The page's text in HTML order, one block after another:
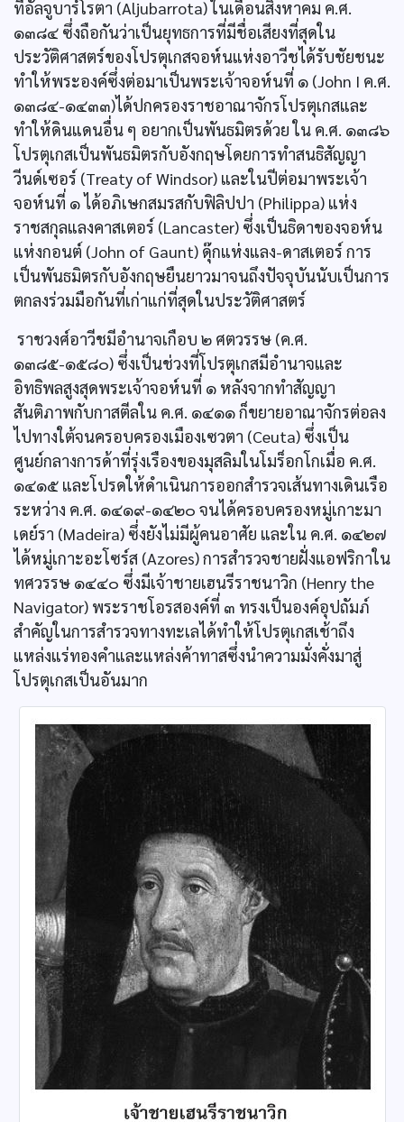
ที่อัลจูบาร์โรตา (Aljubarrota) ในเดือนสิงหาคม ค.ศ.
๑๓๘๔ ซึ่งถือกันว่าเป็นยุทธการที่มีชื่อเสียงที่สุดใน
ประวัติศาสตร์ของโปรตุเกสจอห์นแห่งอาวีชได้รับชัยชนะ
ทำให้พระองค์ซึ่งต่อมาเป็นพระเจ้าจอห์นที่ ๑ (John I ค.ศ.
๑๓๘๔-๑๔๓๓)ได้ปกครองราชอาณาจักรโปรตุเกสและ
ทำให้ดินแดนอื่น ๆ อยากเป็นพันธมิตรด้วย ใน ค.ศ. ๑๓๘๖
โปรตุเกสเป็นพันธมิตรกับอังกฤษโดยการทำสนธิสัญญา
วีนด์เซอร์ (Treaty of Windsor) และในปีต่อมาพระเจ้า
จอห์นที่ ๑ ได้อภิเษกสมรสกับฟิลิปปา (Philippa) แห่ง
ราชสกุลแลงคาสเตอร์ (Lancaster) ซึ่งเป็นธิดาของจอห์น
แห่งกอนต์ (John of Gaunt) ดุ๊กแห่งแลง-ดาสเตอร์ การ
เป็นพันธมิตรกับอังกฤษยืนยาวมาจนถึงปัจจุบันนับเป็นการ
ตกลงร่วมมือกันที่เก่าแก่ที่สุดในประวัติศาสตร์
ราชวงศ์อาวีชมีอำนาจเกือบ ๒ ศตวรรษ (ค.ศ.
๑๓๘๕-๑๕๘๐) ซึ่งเป็นช่วงที่โปรตุเกสมีอำนาจและ
อิทธิพลสูงสุดพระเจ้าจอห์นที่ ๑ หลังจากทำสัญญา
สันติภาพกับกาสตีลใน ค.ศ. ๑๔๑๑ ก็ขยายอาณาจักรต่อลง
ไปทางใต้จนครอบครองเมืองเซวตา (Ceuta) ซึ่งเป็น
ศูนย์กลางการด้าที่รุ่งเรืองของมุสลิมในโมร็อกโกเมื่อ ค.ศ.
๑๔๑๕ และโปรดให้ดำเนินการออกสำรวจเส้นทางเดินเรือ
ระหว่าง ค.ศ. ๑๔๑๙-๑๔๒๐ จนได้ครอบครองหมู่เกาะมา
เดย์รา (Madeira) ซึ่งยังไม่มีผู้คนอาศัย และใน ค.ศ. ๑๔๒๗
ได้หมู่เกาะอะโซร์ส (Azores) การสำรวจชายฝั่งแอฟริกาใน
ทศวรรษ ๑๔๔๐ ซึ่งมีเจ้าชายเฮนรีราชนาวิก (Henry the
Navigator) พระราชโอรสองค์ที่ ๓ ทรงเป็นองค์อุปถัมภ์
สำคัญในการสำรวจทางทะเลได้ทำให้โปรตุเกสเช้าถึง
แหล่งแร่ทองคำและแหล่งค้าทาสซึ่งนำความมั่งคั่งมาสู่
โปรตุเกสเป็นอันมาก